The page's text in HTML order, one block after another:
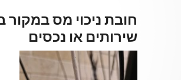
חובת ניכוי מס במקור
שירותים או נכסים